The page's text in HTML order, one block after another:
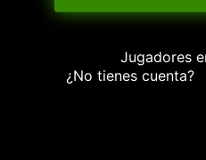
Jugadores
¿No tienes cuenta?